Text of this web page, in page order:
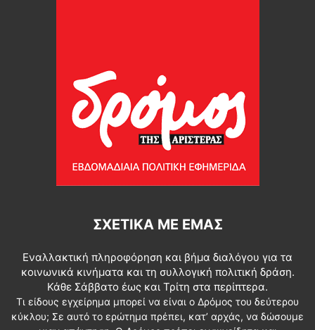
ΣΧΕΤΙΚΆ ΜΕ ΕΜΆΣ
Εναλλακτική πληροφόρηση και βήμα διαλόγου για τα
κοινωνικά κινήματα και τη συλλογική πολιτική δράση.
Κάθε Σάββατο έως και Τρίτη στα περίπτερα.
Τι είδους εγχείρημα μπορεί να είναι ο Δρόμος του δεύτερου
κύκλου; Σε αυτό το ερώτημα πρέπει, κατ’ αρχάς, να δώσουμε